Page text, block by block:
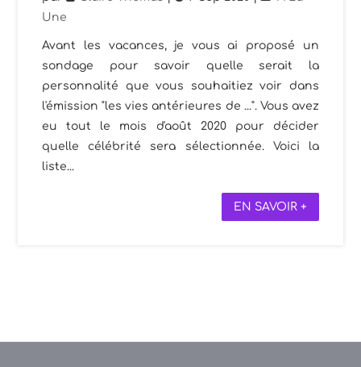
Une
Avant les vacances, je vous ai proposé un
sondage pour savoir quelle serait la
personnalité que vous souhaitiez voir dans
l'émission "les vies antérieures de ...". Vous avez
eu tout le mois d'août 2020 pour décider
quelle célébrité sera sélectionnée. Voici la
liste...
EN SAVOIR +